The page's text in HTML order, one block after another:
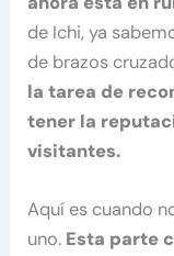
de Ichi, ya
de brazos
la tarea de
tener la
visitantes.
Aquí es cuando
uno. Esta parte